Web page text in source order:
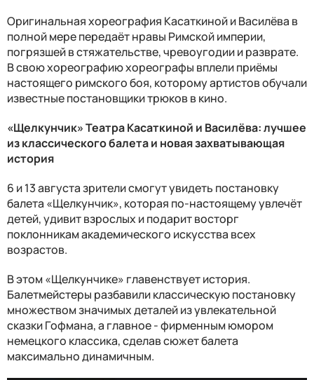
Оригинальная хореография Касаткиной и Василёва в
полной мере передаёт нравы Римской империи,
погрязшей в стяжательстве, чревоугодии и разврате.
В свою хореографию хореографы вплели приёмы
настоящего римского боя, которому артистов обучали
известные постановщики трюков в кино.
«Щелкунчик» Театра Касаткиной и Василёва: лучшее
из классического балета и новая захватывающая
история
6 и 13 августа зрители смогут увидеть постановку
балета «Щелкунчик», которая по-настоящему увлечёт
детей, удивит взрослых и подарит восторг
поклонникам академического искусства всех
возрастов.
В этом «Щелкунчике» главенствует история.
Балетмейстеры разбавили классическую постановку
множеством значимых деталей из увлекательной
сказки Гофмана, а главное - фирменным юмором
немецкого классика, сделав сюжет балета
максимально динамичным.